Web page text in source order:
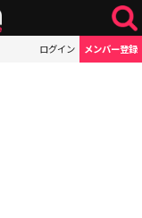
ログイン メンバー登録